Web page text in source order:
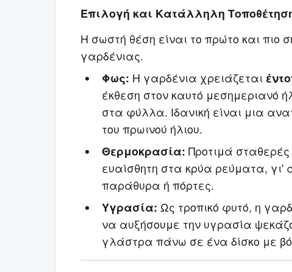
Επιλογή και Κατάλληλη
Η σωστή θέση είναι το πρώτο και πιο
γαρδένιας.
Φως: Η γαρδένια χρειάζεται
έκθεση στον καυτό μεσημεριανό
στα φύλλα. Ιδανική είναι μια
του πρωινού ήλιου.
Θερμοκρασία: Προτιμά
ευαίσθητη στα κρύα ρεύματα,
παράθυρα ή πόρτες.
Υγρασία: Ως τροπικό φυτό, η
να αυξήσουμε την υγρασία
γλάστρα πάνω σε ένα δίσκο με